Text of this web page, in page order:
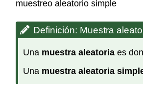
muestreo aleatorio simple
Definición: Muestra
Una muestra aleatoria es
Una muestra aleatoria